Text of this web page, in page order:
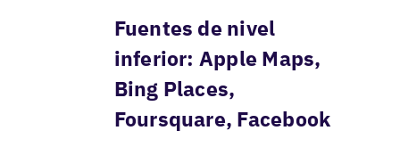
Fuentes de nivel
inferior: Apple Maps,
Bing Places,
Foursquare, Facebook